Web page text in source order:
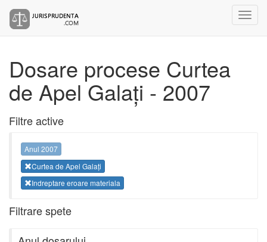
Dosare procese Curtea
de Apel Galați - 2007
Filtre active
Anul 2007
Curtea de Apel Galați
Indreptare eroare materiala
Filtrare spete